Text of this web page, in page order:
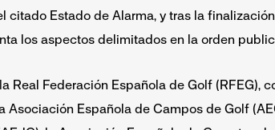
citado Estado de Alarma, y tras la
los aspectos delimitados en la orden
Real Federación Española de Golf (RFEG),
Asociación Española de Campos de Golf